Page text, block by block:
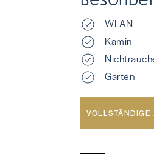
WLAN
Kamin
Garten
VOLLSTÄNDIGE